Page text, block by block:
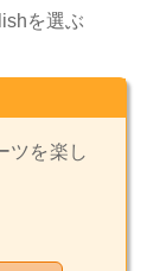
を選ぶ
ツを楽し